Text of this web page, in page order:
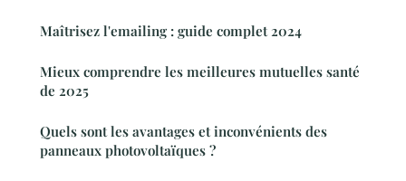
Maîtrisez l'emailing : guide complet 2024
Mieux comprendre les meilleures mutuelles santé
de 2025
Quels sont les avantages et inconvénients des
panneaux photovoltaïques ?